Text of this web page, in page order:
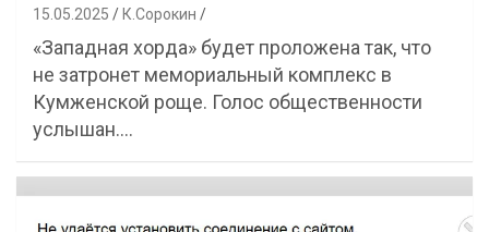
15.05.2025 К.Сорокин
«Западная хорда» будет проложена так, что
не затронет мемориальный комплекс в
Кумженской роще. Голос общественности
услышан.…